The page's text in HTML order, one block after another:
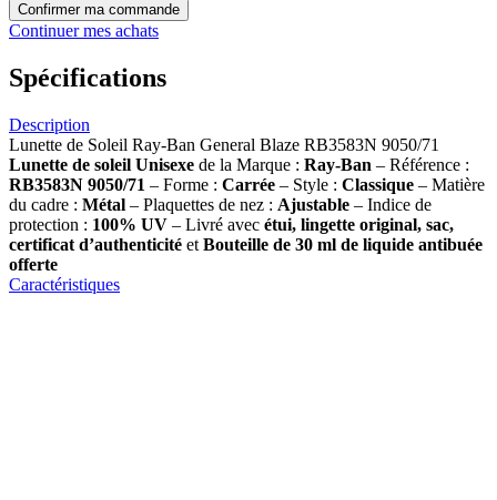
Confirmer ma commande
Continuer mes achats
Spécifications
Description
Lunette de Soleil Ray-Ban General Blaze RB3583N 9050/71
Lunette de soleil Unisexe de la Marque : Ray-Ban – Référence :
RB3583N 9050/71 – Forme : Carrée – Style : Classique – Matière
du cadre : Métal – Plaquettes de nez : Ajustable – Indice de
protection : 100% UV – Livré avec étui, lingette original, sac,
certificat d’authenticité et Bouteille de 30 ml de liquide antibuée
offerte
Caractéristiques